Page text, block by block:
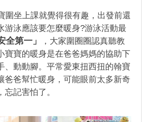
坐上課就覺得很有趣，出發前還
游泳應該要怎麼暖身?游泳活動最
全第一」
，大家圍圈圈認真聽教
寶寶的暖身是在爸爸媽媽的協助下
、動動腳。平常愛東扭西扭的翰寶
爸爸幫忙暖身，可能眼前太多新奇
忘記害怕了。